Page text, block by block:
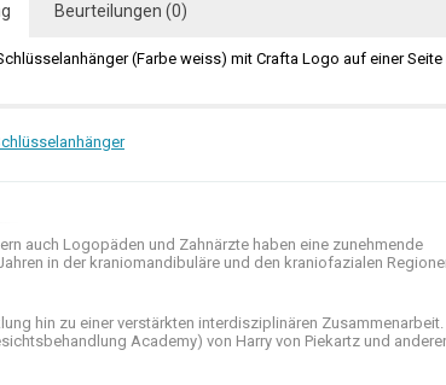
Beurteilungen (0)
(Farbe weiss) mit Crafta Logo auf einer
auch Logopäden und Zahnärzte haben eine zunehmende
in der kraniomandibuläre und den kraniofazialen
hin zu einer verstärkten interdisziplinären Zusammenarbeit.
Academy) von Harry von Piekartz und